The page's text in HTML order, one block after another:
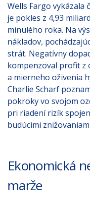
Wells Fargo vykázala
je pokles z 4,93
minulého roka. Na
nákladov,
strát. Negatívny
kompenzoval profit z
a mierneho oživenia
Charlie Scharf
pokroky vo svojom
pri riadení rizík
budúcimi
Ekonomická
marže